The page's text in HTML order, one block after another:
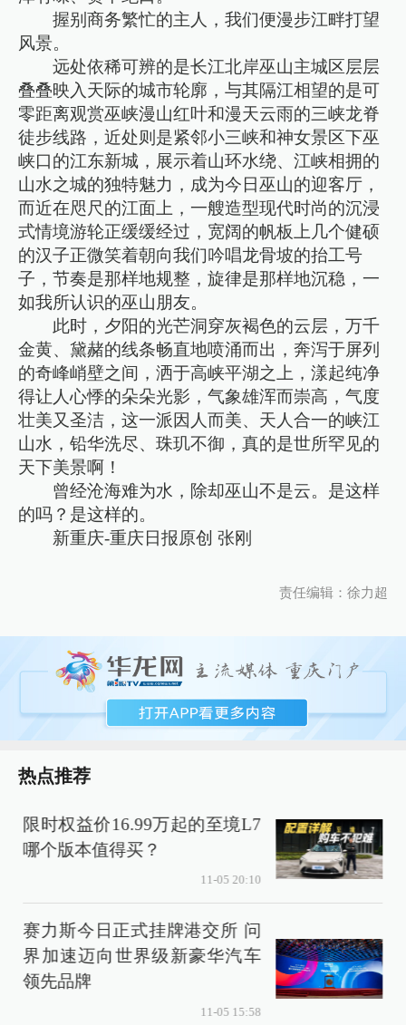
握别商务繁忙的主人，我们便漫步江畔打望
风景。
远处依稀可辨的是长江北岸巫山主城区层层
叠叠映入天际的城市轮廓，与其隔江相望的是可
零距离观赏巫峡漫山红叶和漫天云雨的三峡龙脊
徒步线路，近处则是紧邻小三峡和神女景区下巫
峡口的江东新城，展示着山环水绕、江峡相拥的
山水之城的独特魅力，成为今日巫山的迎客厅，
而近在咫尺的江面上，一艘造型现代时尚的沉浸
式情境游轮正缓缓经过，宽阔的帆板上几个健硕
的汉子正微笑着朝向我们吟唱龙骨坡的抬工号
子，节奏是那样地规整，旋律是那样地沉稳，一
如我所认识的巫山朋友。
此时，夕阳的光芒洞穿灰褐色的云层，万千
金黄、黛赭的线条畅直地喷涌而出，奔泻于屏列
的奇峰峭壁之间，洒于高峡平湖之上，漾起纯净
得让人心悸的朵朵光影，气象雄浑而崇高，气度
壮美又圣洁，这一派因人而美、天人合一的峡江
山水，铅华洗尽、珠玑不御，真的是世所罕见的
天下美景啊！
曾经沧海难为水，除却巫山不是云。是这样
的吗？是这样的。
新重庆-重庆日报原创 张刚
责任编辑：徐力超
热点推荐
限时权益价16.99万起的至境L7
哪个版本值得买？
11-05 20:10
赛力斯今日正式挂牌港交所 问
界加速迈向世界级新豪华汽车
领先品牌
11-05 15:58